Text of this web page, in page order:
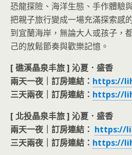
恐龍探險、海洋生態、手作體驗
把親子旅行變成一場充滿探索感
到宜蘭海岸，無論大人或孩子，
己的放鬆節奏與歡樂記憶。
[ 礁溪晶泉丰旅 ] 沁夏．盛香
兩天一夜｜訂房連結： https://
三天兩夜｜訂房連結： https://
[ 北投晶泉丰旅 ] 沁夏．盛香
兩天一夜｜訂房連結： https://
三天兩夜｜訂房連結： https://